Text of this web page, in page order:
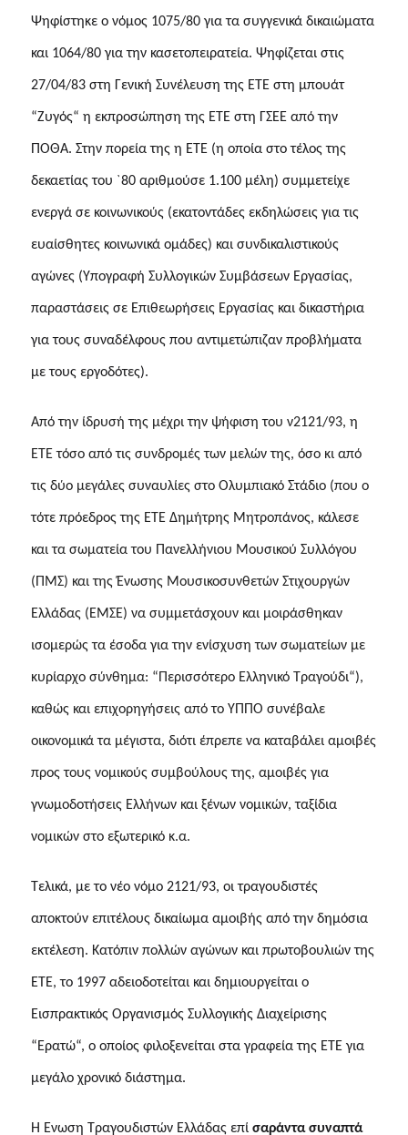
Ψηφίστηκε ο νόμος 1075/80 για τα συγγενικά δικαιώματα
και 1064/80 για την κασετοπειρατεία. Ψηφίζεται στις
27/04/83 στη Γενική Συνέλευση της ΕΤΕ στη μπουάτ
“Ζυγός“ η εκπροσώπηση της ΕΤΕ στη ΓΣΕΕ από την
ΠΟΘΑ. Στην πορεία της η ΕΤΕ (η οποία στο τέλος της
δεκαετίας του `80 αριθμούσε 1.100 μέλη) συμμετείχε
ενεργά σε κοινωνικούς (εκατοντάδες εκδηλώσεις για τις
ευαίσθητες κοινωνικά ομάδες) και συνδικαλιστικούς
αγώνες (Υπογραφή Συλλογικών Συμβάσεων Εργασίας,
παραστάσεις σε Επιθεωρήσεις Εργασίας και δικαστήρια
για τους συναδέλφους που αντιμετώπιζαν προβλήματα
με τους εργοδότες).
Από την ίδρυσή της μέχρι την ψήφιση του ν2121/93, η
ΕΤΕ τόσο από τις συνδρομές των μελών της, όσο κι από
τις δύο μεγάλες συναυλίες στο Ολυμπιακό Στάδιο (που ο
τότε πρόεδρος της ΕΤΕ Δημήτρης Μητροπάνος, κάλεσε
και τα σωματεία του Πανελλήνιου Μουσικού Συλλόγου
(ΠΜΣ) και της Ένωσης Μουσικοσυνθετών Στιχουργών
Ελλάδας (ΕΜΣΕ) να συμμετάσχουν και μοιράσθηκαν
ισομερώς τα έσοδα για την ενίσχυση των σωματείων με
κυρίαρχο σύνθημα: “Περισσότερο Ελληνικό Τραγούδι“),
καθώς και επιχορηγήσεις από το ΥΠΠΟ συνέβαλε
οικονομικά τα μέγιστα, διότι έπρεπε να καταβάλει αμοιβές
προς τους νομικούς συμβούλους της, αμοιβές για
γνωμοδοτήσεις Ελλήνων και ξένων νομικών, ταξίδια
νομικών στο εξωτερικό κ.α.
Τελικά, με το νέο νόμο 2121/93, οι τραγουδιστές
αποκτούν επιτέλους δικαίωμα αμοιβής από την δημόσια
εκτέλεση. Κατόπιν πολλών αγώνων και πρωτοβουλιών της
ΕΤΕ, το 1997 αδειοδοτείται και δημιουργείται ο
Εισπρακτικός Οργανισμός Συλλογικής Διαχείρισης
“Ερατώ“, ο οποίος φιλοξενείται στα γραφεία της ΕΤΕ για
μεγάλο χρονικό διάστημα.
Η Ένωση Τραγουδιστών Ελλάδας επί σαράντα συναπτά